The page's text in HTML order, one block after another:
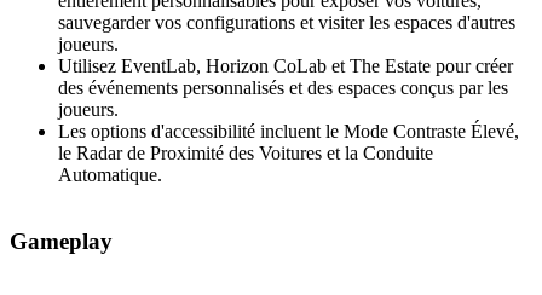
sauvegarder vos configurations et visiter les espaces d'autres
joueurs.
Utilisez EventLab, Horizon CoLab et The Estate pour créer
des événements personnalisés et des espaces conçus par les
joueurs.
Les options d'accessibilité incluent le Mode Contraste Élevé,
le Radar de Proximité des Voitures et la Conduite
Automatique.
Gameplay